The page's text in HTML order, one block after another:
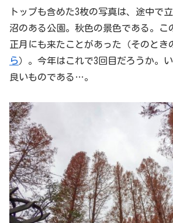
トップも含めた3枚の写真は、途中で
沼のある公園。秋色の景色である。こ
正月にも来たことがあった（そのとき
ら）。今年はこれで3回目だろうか。
良いものである…。